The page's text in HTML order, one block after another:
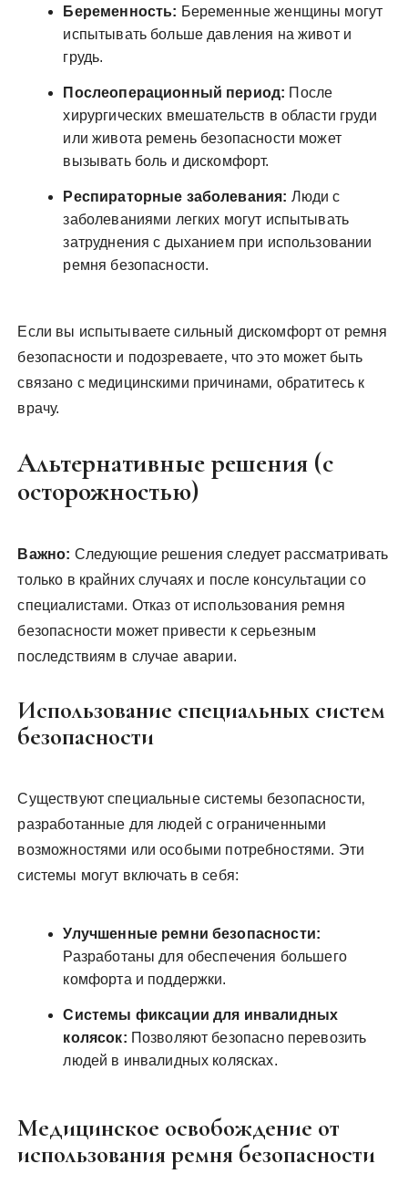
Беременность: Беременные женщины могут
испытывать больше давления на живот и
грудь.
Послеоперационный период: После
хирургических вмешательств в области груди
или живота ремень безопасности может
вызывать боль и дискомфорт.
Респираторные заболевания: Люди с
заболеваниями легких могут испытывать
затруднения с дыханием при использовании
ремня безопасности.
Если вы испытываете сильный дискомфорт от ремня
безопасности и подозреваете‚ что это может быть
связано с медицинскими причинами‚ обратитесь к
врачу.
Альтернативные решения (с
осторожностью)
Важно: Следующие решения следует рассматривать
только в крайних случаях и после консультации со
специалистами. Отказ от использования ремня
безопасности может привести к серьезным
последствиям в случае аварии.
Использование специальных систем
безопасности
Существуют специальные системы безопасности‚
разработанные для людей с ограниченными
возможностями или особыми потребностями. Эти
системы могут включать в себя:
Улучшенные ремни безопасности:
Разработаны для обеспечения большего
комфорта и поддержки.
Системы фиксации для инвалидных
колясок: Позволяют безопасно перевозить
людей в инвалидных колясках.
Медицинское освобождение от
использования ремня безопасности